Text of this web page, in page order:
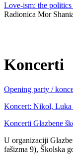
Love-ism: the
Radionica Mor
Koncerti
Opening party /
Koncert: Nikol, Luka
Koncerti Glazbene
U organizaciji
fašizma 9), Školska